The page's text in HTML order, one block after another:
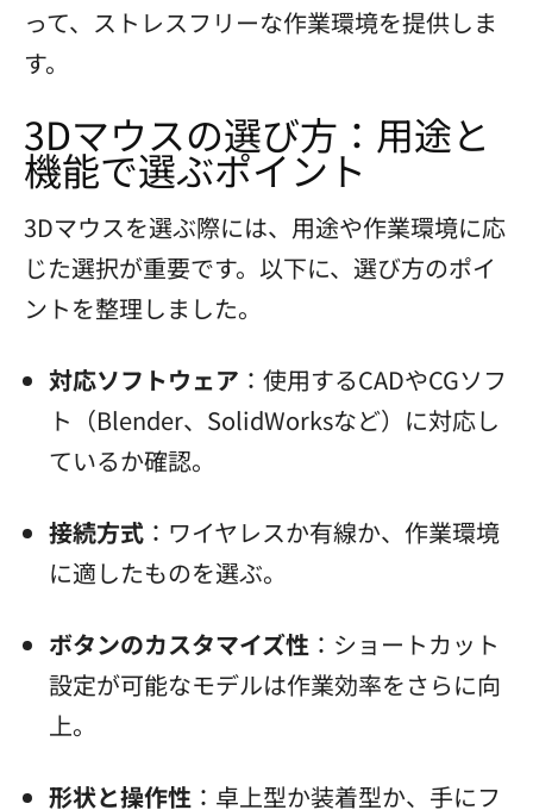
って、ストレスフリーな作業環境を提供しま
す。
3Dマウスの選び方：用途と
機能で選ぶポイント
3Dマウスを選ぶ際には、用途や作業環境に応
じた選択が重要です。以下に、選び方のポイ
ントを整理しました。
対応ソフトウェア ：使用するCADやCGソフ
ト（Blender、SolidWorksなど）に対応し
ているか確認。
接続方式 ：ワイヤレスか有線か、作業環境
に適したものを選ぶ。
ボタンのカスタマイズ性 ：ショートカット
設定が可能なモデルは作業効率をさらに向
上。
形状と操作性 ：卓上型か装着型か、手にフ